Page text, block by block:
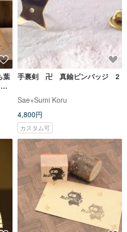
葉
手裏剣 卍 真鍮ピンバッジ 2
Sae+Sumi Koru
4,800円
カスタム可